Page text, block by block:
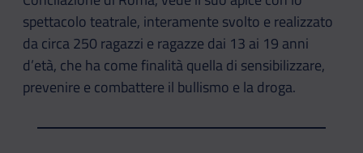
spettacolo teatrale, interamente svolto e realizzato
da circa 250 ragazzi e ragazze dai 13 ai 19 anni
d’età, che ha come finalità quella di sensibilizzare,
prevenire e combattere il bullismo e la droga.